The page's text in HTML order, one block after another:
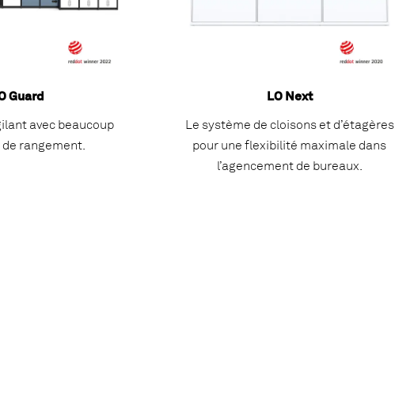
Guard
avec beaucoup
de rangement.
LO Next
Le système de cloisons et d’étagères
pour une flexibilité maximale dans
l’agencement de bureaux.